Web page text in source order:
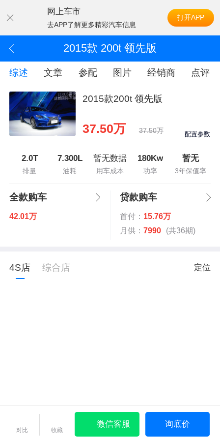
网上车市
去APP了解更多精彩汽车信息
打开APP
2015款 200t 领先版
综述 文章 参配 图片 经销商 点评
2015款200t 领先版
37.50万 37.50万 配置参数
2.0T
排量
7.300L
油耗
暂无数据
用车成本
180Kw
功率
暂无
3年保值率
全款购车
42.01万
贷款购车
首付： 15.76万
月供： 7990 (共36期)
4S店 综合店 定位
对比 收藏
微信客服 询底价